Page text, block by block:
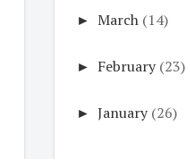
► March (14)
► February (23)
► January (26)